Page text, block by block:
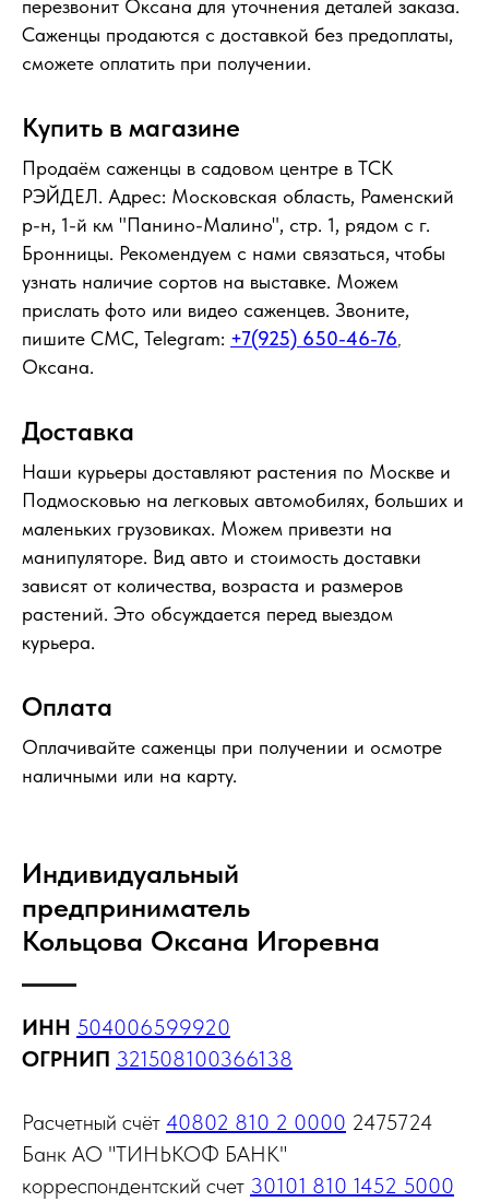
перезвонит Оксана для уточнения деталей заказа.
Саженцы продаются с доставкой без предоплаты,
сможете оплатить при получении.
Купить в магазине
Продаём саженцы в садовом центре в ТСК
РЭЙДЕЛ. Адрес: Московская область, Раменский
р-н, 1-й км "Панино-Малино", стр. 1, рядом с г.
Бронницы. Рекомендуем с нами связаться, чтобы
узнать наличие сортов на выставке. Можем
прислать фото или видео саженцев. Звоните,
пишите СМС, Telegram: +7(925) 650-46-76,
Оксана.
Доставка
Наши курьеры доставляют растения по Москве и
Подмосковью на легковых автомобилях, больших и
маленьких грузовиках. Можем привезти на
манипуляторе. Вид авто и стоимость доставки
зависят от количества, возраста и размеров
растений. Это обсуждается перед выездом
курьера.
Оплата
Оплачивайте саженцы при получении и осмотре
наличными или на карту.
Индивидуальный
предприниматель
Кольцова Оксана Игоревна
ИНН 504006599920
ОГРНИП 321508100366138
Расчетный счёт 40802 810 2 0000 2475724
Банк АО "ТИНЬКОФ БАНК"
корреспондентский счет 30101 810 1452 5000